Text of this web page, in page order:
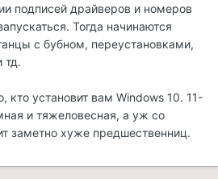
Какие то изменения в этой
сейчас ковать стеклянную и
подписей драйверов и номеров
Тогда начинаются
с бубном, переустановками,
тд.
кто установит вам Windows 10. 11-
и тяжеловесная, а уж со
заметно хуже предшественниц.